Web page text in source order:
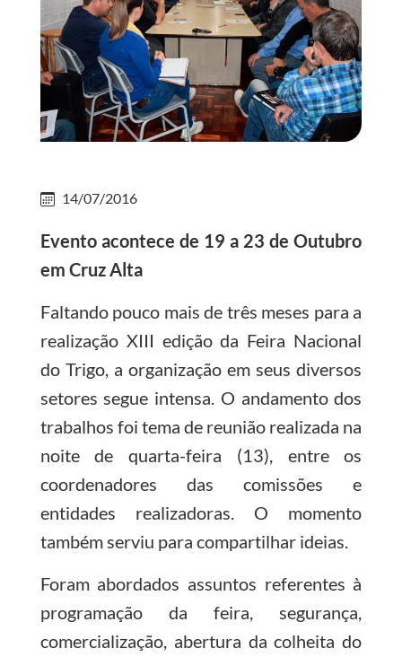
14/07/2016
Evento acontece de 19 a 23 de Outubro
em Cruz Alta
Faltando pouco mais de três meses para a
realização XIII edição da Feira Nacional
do Trigo, a organização em seus diversos
setores segue intensa. O andamento dos
trabalhos foi tema de reunião realizada na
noite de quarta-feira (13), entre os
coordenadores das comissões e
entidades realizadoras. O momento
também serviu para compartilhar ideias.
Foram abordados assuntos referentes à
programação da feira, segurança,
comercialização, abertura da colheita do